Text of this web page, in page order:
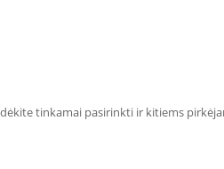
tinkamai pasirinkti ir kitiems